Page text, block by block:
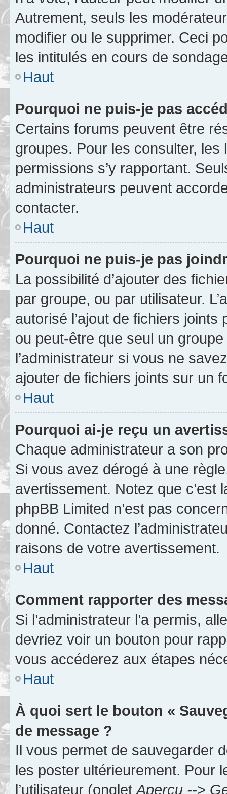
Autrement, seuls les
modifier ou le supprimer. Ceci
les intitulés en cours de
Haut
Pourquoi ne puis-je pas
Certains forums peuvent être
groupes. Pour les consulter,
permissions s’y rapportant.
administrateurs peuvent
contacter.
Haut
Pourquoi ne puis-je pas
La possibilité d’ajouter des
par groupe, ou par utilisateur.
autorisé l’ajout de fichiers
ou peut-être que seul un
l’administrateur si vous ne
ajouter de fichiers joints sur un
Haut
Pourquoi ai-je reçu un
Chaque administrateur a son
Si vous avez dérogé à une
avertissement. Notez que c’est
phpBB Limited n’est pas
donné. Contactez
raisons de votre avertissement.
Haut
Comment rapporter des
Si l’administrateur l’a permis,
devriez voir un bouton pour
vous accéderez aux étapes
Haut
À quoi sert le bouton «
de message ?
Il vous permet de sauvegarder
les poster ultérieurement. Pour
l’utilisateur (ongletAperçu -->